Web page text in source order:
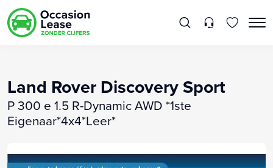
Land Rover Discovery Sport
P 300 e 1.5 R-Dynamic AWD *1ste
Eigenaar*4x4*Leer*